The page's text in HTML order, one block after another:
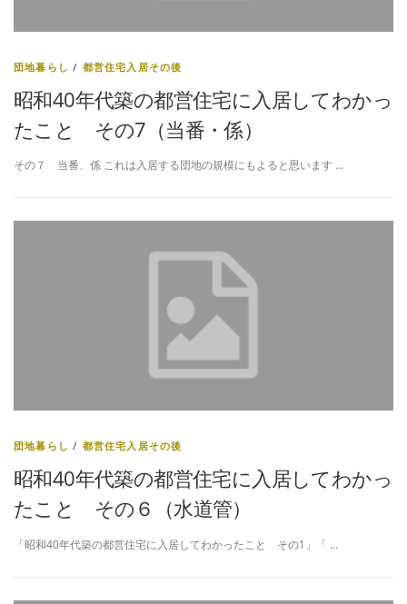
団地暮らし / 都営住宅入居その後
昭和40年代築の都営住宅に入居してわかっ
たこと その7（当番・係）
その７ 当番、係 これは入居する団地の規模にもよると思います …
団地暮らし / 都営住宅入居その後
昭和40年代築の都営住宅に入居してわかっ
たこと その６（水道管）
「昭和40年代築の都営住宅に入居してわかったこと その1」「 …